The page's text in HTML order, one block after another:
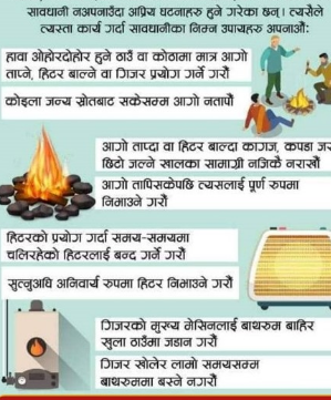
कर्णाली प्राविधि शिक्षालय जुम्लाको सुचना
तातोपानी गाउँपालिका जुम्लाको महिनावारी